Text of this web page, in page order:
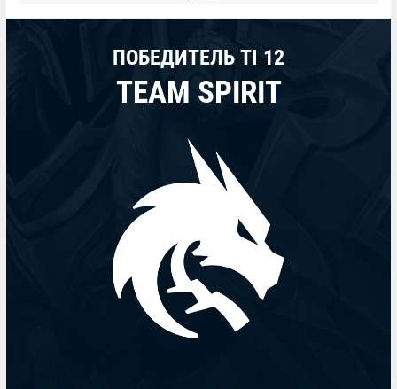
ПОБЕДИТЕЛЬ TI 12
TEAM SPIRIT